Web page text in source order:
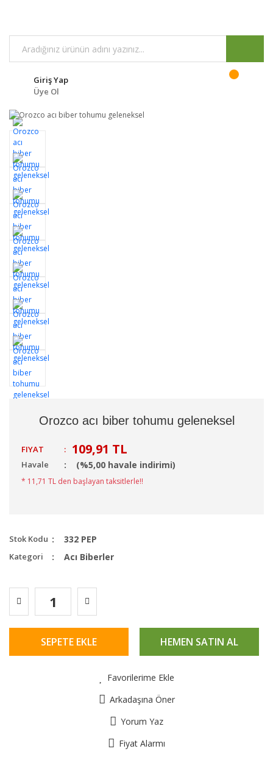
Giriş Yap
Üye Ol
Orozco acı biber tohumu geleneksel
FIYAT : 109,91 TL
Havale (%5,00 havale indirimi)
* 11,71 TL den başlayan taksitlerle!!
Stok Kodu 332 PEP
Kategori Acı Biberler
SEPETE EKLE HEMEN SATIN AL
Favorilerime Ekle
Arkadaşına Öner
Yorum Yaz
Fiyat Alarmı